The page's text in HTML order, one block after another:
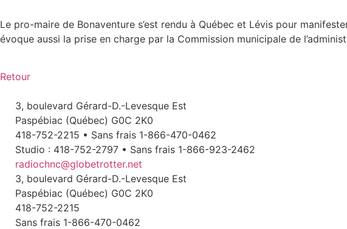
Le pro-maire de Bonaventure s’est rendu à Québec et Lévis pour
évoque aussi la prise en charge par la Commission municipale de
Retour
3, boulevard Gérard-D.-Levesque Est
Paspébiac (Québec) G0C 2K0
418-752-2215 • Sans frais 1-866-470-0462
Studio : 418-752-2797 • Sans frais 1-866-923-2462
radiochnc@globetrotter.net
3, boulevard Gérard-D.-Levesque Est
Paspébiac (Québec) G0C 2K0
418-752-2215
Sans frais 1-866-470-0462